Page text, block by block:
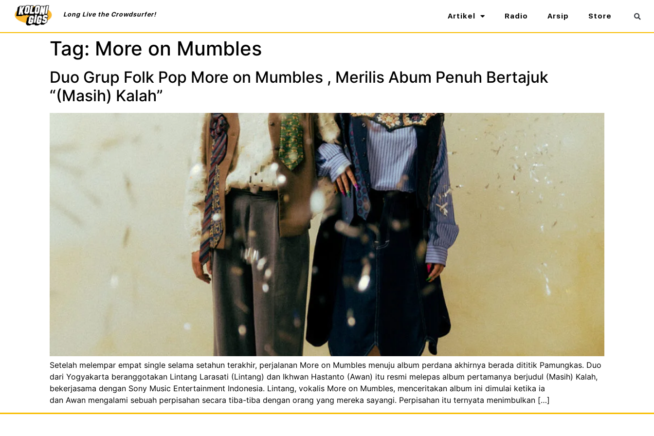
Long Live the Crowdsurfer! Artikel Radio Arsip Store
Tag: More on Mumbles
Duo Grup Folk Pop More on Mumbles , Merilis Abum Penuh Bertajuk
“(Masih) Kalah”
Setelah melempar empat single selama setahun terakhir, perjalanan More on Mumbles menuju album perdana akhirnya berada dititik Pamungkas. Duo
dari Yogyakarta beranggotakan Lintang Larasati (Lintang) dan Ikhwan Hastanto (Awan) itu resmi melepas album pertamanya berjudul (Masih) Kalah,
bekerjasama dengan Sony Music Entertainment Indonesia. Lintang, vokalis More on Mumbles, menceritakan album ini dimulai ketika ia
dan Awan mengalami sebuah perpisahan secara tiba-tiba dengan orang yang mereka sayangi. Perpisahan itu ternyata menimbulkan […]